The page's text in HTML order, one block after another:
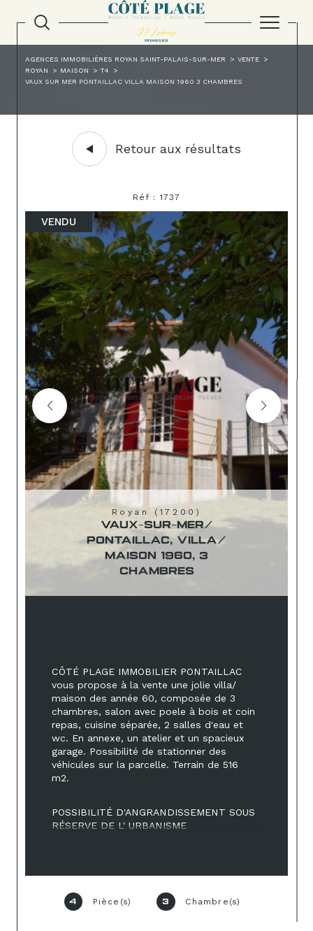
AGENCES IMMOBILIÈRES ROYAN SAINT-PALAIS-SUR-MER
VENTE
ROYAN
MAISON
T4
VAUX SUR MER PONTAILLAC VILLA MAISON 1960 3 CHAMBRES
Retour aux résultats
Réf : 1737
VENDU
Royan (17200)
VAUX-SUR-MER/
PONTAILLAC, VILLA/
MAISON 1960, 3
CHAMBRES
4 Pièce(s) 3 Chambre(s)
CÔTÉ PLAGE IMMOBILIER PONTAILLAC
vous propose à la vente une jolie villa/
maison des année 60, composée de 3
chambres, salon avec poele à bois et coin
repas, cuisine séparée, 2 salles d'eau et
wc. En annexe, un atelier et un spacieux
garage. Possibilité de stationner des
véhicules sur la parcelle. Terrain de 516
m2.
POSSIBILITÉ D'ANGRANDISSEMENT SOUS
RÉSERVE DE L' URBANISME